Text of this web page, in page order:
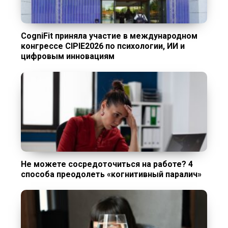
CogniFit приняла участие в международном
конгрессе CIPIE2026 по психологии, ИИ и
цифровым инновациям
Не можете сосредоточиться на работе? 4
способа преодолеть «когнитивный паралич»